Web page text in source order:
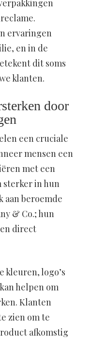
ervaringen
en in de
dit soms
klanten.
door
een cruciale
mensen een
met een
sterker in hun
aan beroemde
& Co.; hun
direct
kleuren, logo’s
helpen om
Klanten
zien om te
afkomstig